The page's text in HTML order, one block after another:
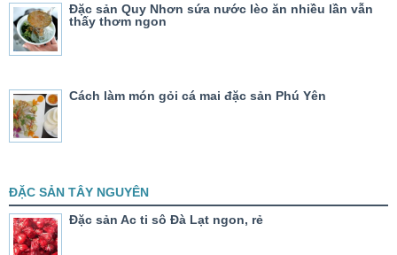
Đặc sản Quy Nhơn sứa nước lèo ăn nhiều lần vẫn
thấy thơm ngon
Cách làm món gỏi cá mai đặc sản Phú Yên
ĐẶC SẢN TÂY NGUYÊN
Đặc sản Ac ti sô Đà Lạt ngon, rẻ